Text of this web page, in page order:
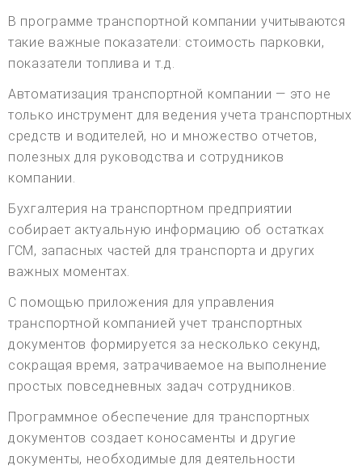
В программе транспортной компании учитываются
такие важные показатели: стоимость парковки,
показатели топлива и т.д.
Автоматизация транспортной компании — это не
только инструмент для ведения учета транспортных
средств и водителей, но и множество отчетов,
полезных для руководства и сотрудников
компании.
Бухгалтерия на транспортном предприятии
собирает актуальную информацию об остатках
ГСМ, запасных частей для транспорта и других
важных моментах.
С помощью приложения для управления
транспортной компанией учет транспортных
документов формируется за несколько секунд,
сокращая время, затрачиваемое на выполнение
простых повседневных задач сотрудников.
Программное обеспечение для транспортных
документов создает коносаменты и другие
документы, необходимые для деятельности